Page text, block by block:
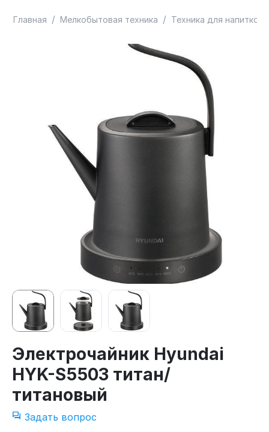
Главная / Мелкобытовая техника / Техника для напитков
Электрочайник Hyundai
HYK-S5503 титан/
титановый
Задать вопрос